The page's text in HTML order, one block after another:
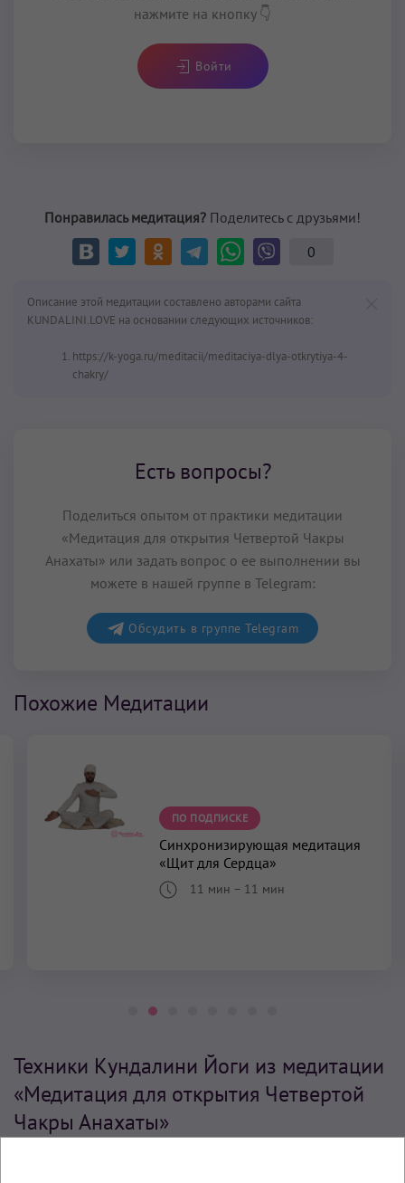
нажмите на кнопку 👇
Войти
Понравилась медитация? Поделитесь с друзьями!
0
Описание этой медитации составлено авторами сайта
KUNDALINI.LOVE на основании следующих источников:
https://k-yoga.ru/meditacii/meditaciya-dlya-otkrytiya-4-
chakry/
Есть вопросы?
Поделиться опытом от практики медитации
«Медитация для открытия Четвертой Чакры
Анахаты» или задать вопрос о ее выполнении вы
можете в нашей группе в Telegram:
Обсудить в группе Telegram
Похожие Медитации
ПО ПОДПИСКЕ
Синхронизирующая медитация
«Щит для Сердца»
11 мин – 11 мин
Техники Кундалини Йоги из медитации
«Медитация для открытия Четвертой
Чакры Анахаты»